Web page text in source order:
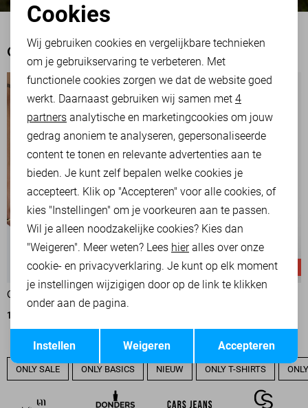
OOK HET BEKIJKEN WAARD
-50%
ONLY KORTE BROEK
13,50
-50%
ONLY SALE ONLY BASICS NIEUW ONLY T-SHIRTS
Noodzakelijke cookies
Personalisatie cookies
Analytische cookies
Marketing cookies
Terug Opslaan
Cookies
Wij gebruiken cookies en vergelijkbare technieken
om je gebruikservaring te verbeteren. Met
functionele cookies zorgen we dat de website goed
werkt. Daarnaast gebruiken wij samen met 4
partners analytische en marketingcookies om jouw
gedrag anoniem te analyseren, gepersonaliseerde
content te tonen en relevante advertenties aan te
bieden. Je kunt zelf bepalen welke cookies je
accepteert. Klik op "Accepteren" voor alle cookies, of
kies "Instellingen" om je voorkeuren aan te passen.
Wil je alleen noodzakelijke cookies? Kies dan
"Weigeren". Meer weten? Lees hieralles over onze
cookie- en privacyverklaring. Je kunt op elk moment
je instellingen wijzigigen door op de link te klikken
onder aan de pagina.
Accepteren
Weigeren
Instellen